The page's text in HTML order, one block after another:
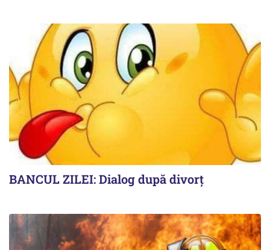
BANCUL ZILEI: Dialog după divorț